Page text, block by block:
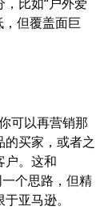
，但覆盖面巨
可以再营销那
买家，或者之
户。这和
个思路，但精
亚马逊。